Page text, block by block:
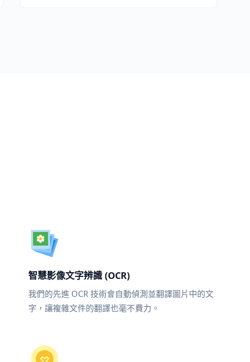
智慧影像文字辨識 (OCR)
我們的先進 OCR 技術會自動偵測並翻譯圖片中的文
字，讓複雜文件的翻譯也毫不費力。